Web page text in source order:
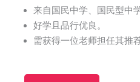
来自国民中学、国民型中
好学且品行优良。
需获得一位老师担任其推荐